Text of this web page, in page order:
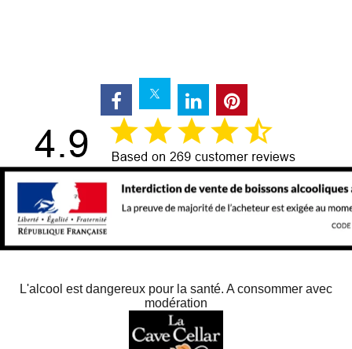
L'alcool est dangereux pour la santé. A consommer avec
modération